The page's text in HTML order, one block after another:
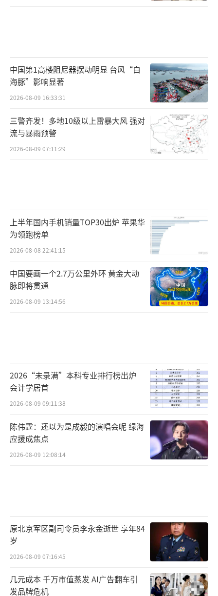
中国第1高楼阻尼器摆动明显 台风“白
海豚”影响显著
2026-08-09 16:33:31
三警齐发！多地10级以上雷暴大风 强对
流与暴雨预警
2026-08-09 07:11:29
上半年国内手机销量TOP30出炉 苹果华
为领跑榜单
2026-08-08 22:41:15
中国要画一个2.7万公里外环 黄金大动
脉即将贯通
2026-08-09 13:14:56
2026“未录满”本科专业排行榜出炉
会计学居首
2026-08-09 09:11:38
陈伟霆：还以为是成毅的演唱会呢 绿海
应援成焦点
2026-08-09 12:08:14
原北京军区副司令员李永金逝世 享年84
岁
2026-08-09 07:16:45
几元成本 千万市值蒸发 AI广告翻车引
发品牌危机